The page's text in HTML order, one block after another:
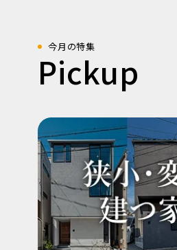
今月の特集
Pickup